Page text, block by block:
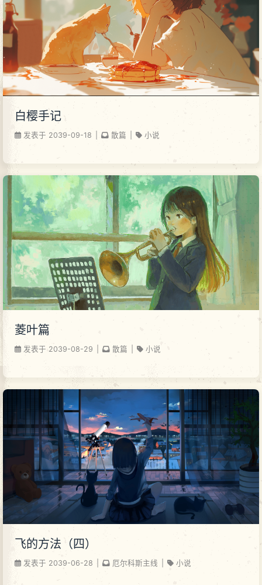
白樱手记
发表于 2039-09-18 散篇 小说
菱叶篇
发表于 2039-08-29 散篇 小说
飞的方法（四）
发表于 2039-06-28 厄尔科斯主线 小说